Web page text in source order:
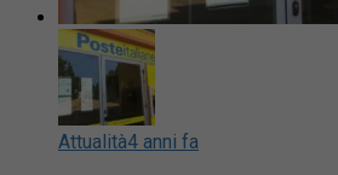
Attualità4 anni fa